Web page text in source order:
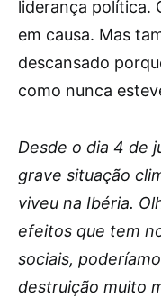
liderança política.
em causa. Mas
descansado
como nunca
Desde o dia 4 de
grave situação
viveu na Ibéria.
efeitos que tem
sociais,
destruição muito